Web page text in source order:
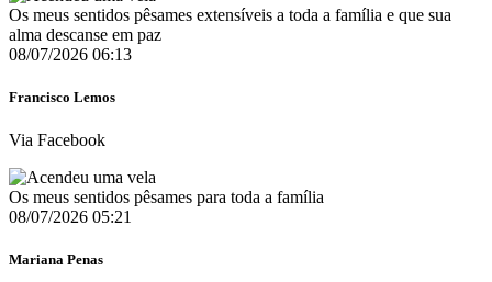
Os meus sentidos pêsames extensíveis a toda a família e que sua
alma descanse em paz
08/07/2026 06:13
Francisco Lemos
Via Facebook
Os meus sentidos pêsames para toda a família
08/07/2026 05:21
Mariana Penas